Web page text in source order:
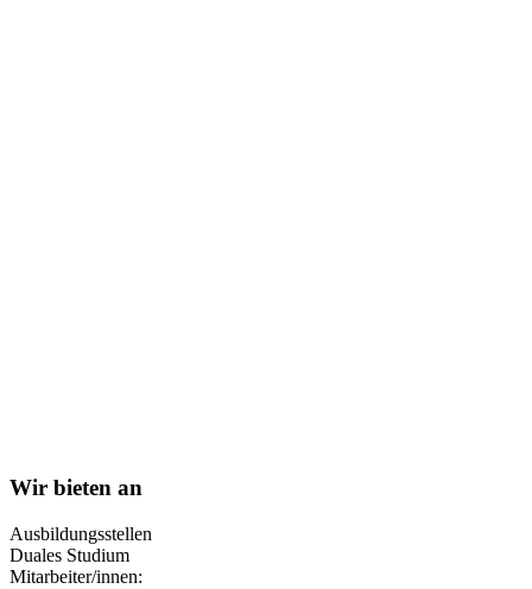
Wir bieten an
Ausbildungsstellen
Duales Studium
Mitarbeiter/innen: